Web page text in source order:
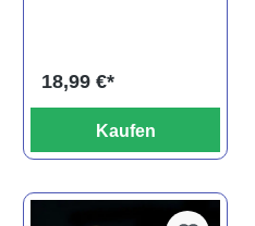
18,99 €*
Kaufen